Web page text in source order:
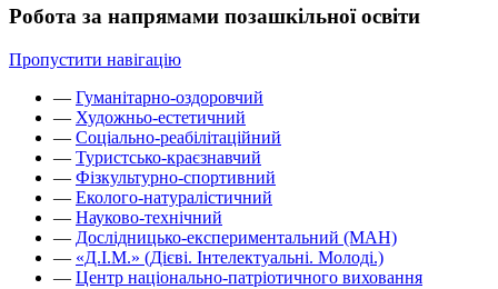
Робота за напрямами позашкільної освіти
Пропустити навігацію
— Гуманітарно-оздоровчий
— Художньо-естетичний
— Соціально-реабілітаційний
— Туристсько-краєзнавчий
— Фізкультурно-спортивний
— Еколого-натуралістичний
— Науково-технічний
— Дослідницько-експериментальний (МАН)
— «Д.І.М.» (Дієві. Інтелектуальні. Молоді.)
— Центр національно-патріотичного виховання